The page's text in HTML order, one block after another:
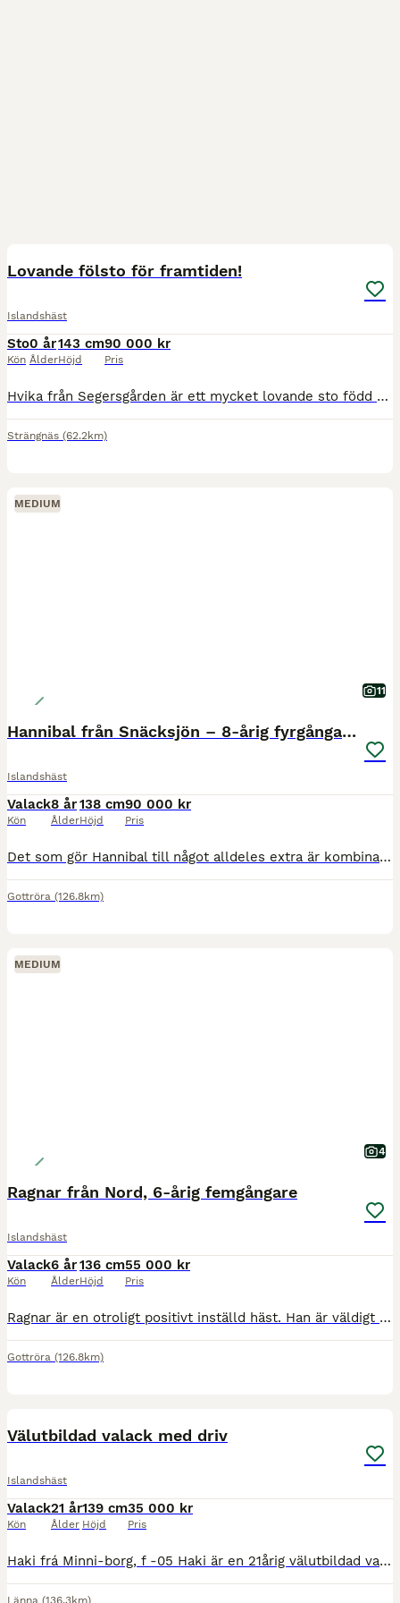
Lovande fölsto för framtiden!
Islandshäst
Sto
Kön
0 år
Ålder
143 cm
Höjd
90 000 kr
Pris
Hvika från Segersgården är ett mycket lovande sto född 2026 med attraktiv färgsättning – fux med bläs och tre vita ben. Hon kan dessutom komma att få ljusa ögon, även om det ännu är för tidigt att säg
Strängnäs (62.2km)
MEDIUM
11
Hannibal från Snäcksjön – 8-årig fyrgångare
Islandshäst
Valack
Kön
8 år
Ålder
138 cm
Höjd
90 000 kr
Pris
Det som gör Hannibal till något alldeles extra är kombinationen av hans otroliga utstrålning, stora steg och hans fantastiska psyke. När man ber om det finns kraften, snabbheten och energin. Däremell
Gottröra (126.8km)
MEDIUM
4
Ragnar från Nord, 6-årig femgångare
Islandshäst
Valack
Kön
6 år
Ålder
136 cm
Höjd
55 000 kr
Pris
Ragnar är en otroligt positivt inställd häst. Han är väldigt lättlärd och tycker att allt nytt är roligt. Han är arbetsvillig, otroligt social och har ett mycket stabilt psyke. Han har stort förtroend
Gottröra (126.8km)
Välutbildad valack med driv
Islandshäst
Valack
Kön
21 år
Ålder
139 cm
Höjd
35 000 kr
Pris
Haki frá Minni-borg, f -05 Haki är en 21årig välutbildad valack från Island. Han kan hanteras av alla, lättlärd och kommunikativ, dock en aning skeptisk i början. Älskar att bli ompysslad och hantera
Länna (136.3km)